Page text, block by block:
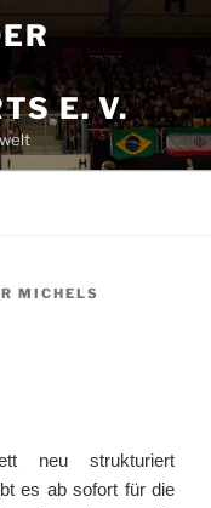
E. V.
MICHELS
neu strukturiert
es ab sofort für die